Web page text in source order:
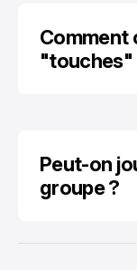
Comment
"touches"
Peut-on
groupe ?